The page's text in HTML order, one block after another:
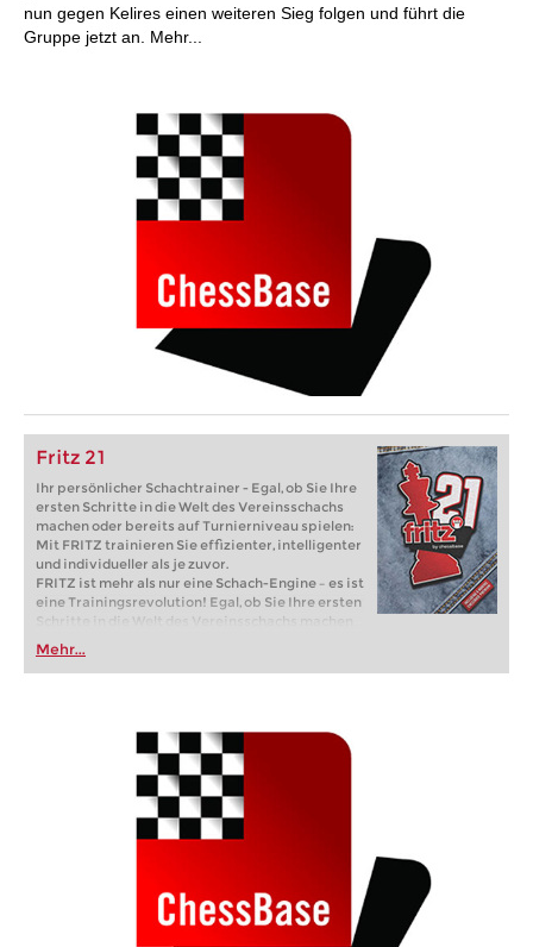
nun gegen Kelires einen weiteren Sieg folgen und führt die
Gruppe jetzt an. Mehr...
Fritz 21
Ihr persönlicher Schachtrainer - Egal, ob Sie Ihre
ersten Schritte in die Welt des Vereinsschachs
machen oder bereits auf Turnierniveau spielen:
Mit FRITZ trainieren Sie effizienter, intelligenter
und individueller als je zuvor.
FRITZ ist mehr als nur eine Schach-Engine – es ist
eine Trainingsrevolution! Egal, ob Sie Ihre ersten
Schritte in die Welt des Vereinsschachs machen
oder bereits auf Turnierniveau spielen: Mit
FRITZ trainieren Sie effizienter, intelligenter und
individueller als je zuvor.
Mehr...